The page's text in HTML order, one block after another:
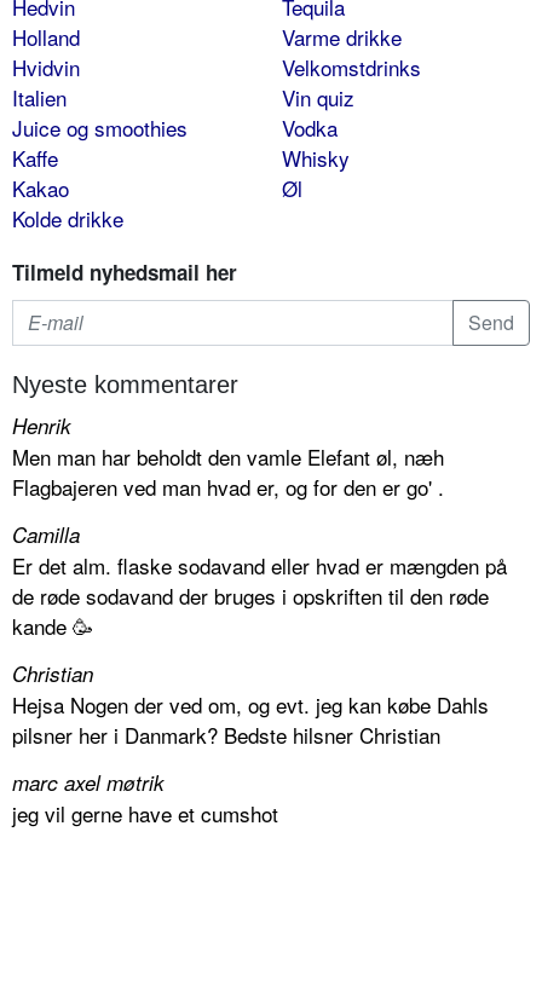
Hedvin
Holland
Hvidvin
Italien
Juice og smoothies
Kaffe
Kakao
Kolde drikke
Tequila
Varme drikke
Velkomstdrinks
Vin quiz
Vodka
Whisky
Øl
Tilmeld nyhedsmail her
Nyeste kommentarer
Henrik
Men man har beholdt den vamle Elefant øl, næh
Flagbajeren ved man hvad er, og for den er go' .
Camilla
Er det alm. flaske sodavand eller hvad er mængden på
de røde sodavand der bruges i opskriften til den røde
kande 🥳
Christian
Hejsa Nogen der ved om, og evt. jeg kan købe Dahls
pilsner her i Danmark? Bedste hilsner Christian
marc axel møtrik
jeg vil gerne have et cumshot